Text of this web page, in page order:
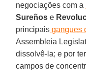
negociações com a
Sureños e
principais gangues
Assembleia
dissolvê-la; e por
campos de